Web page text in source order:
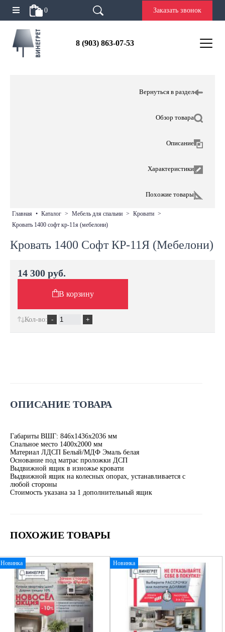
0 Заказать звонок
8 (903) 863-07-53
Вернуться в раздел
Обзор товара
Описание
Характеристики
Похожие товары
главная • каталог > мебель для спальни > кровати >
кровать 1400 софт кр-11я (мебелони)
Кровать 1400 Софт КР-11Я (Мебелони)
ОПИСАНИЕ ТОВАРА
Габариты ВШГ: 846х1436х2036 мм
Спальное место 1400х2000 мм
Материал ЛДСП Белый/МДФ Эмаль белая
Основание под матрас проложки ДСП
Выдвижной ящик в изножье кровати
Выдвижной ящик на колесных опорах, устанавливается с
любой стороны
Стоимость указана за 1 дополнительный ящик
ПОХОЖИЕ ТОВАРЫ
Новинка Новинка
14 300 руб.
В корзину
Кол-во: